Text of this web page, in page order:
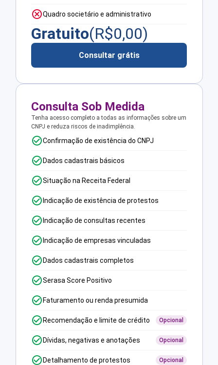
Quadro societário e administrativo
Gratuito(R$0,00)
Consultar grátis
Consulta Sob Medida
Tenha acesso completo a todas as informações sobre um
CNPJ e reduza riscos de inadimplência.
Confirmação de existência do CNPJ
Dados cadastrais básicos
Situação na Receita Federal
Indicação de existência de protestos
Indicação de consultas recentes
Indicação de empresas vinculadas
Dados cadastrais completos
Serasa Score Positivo
Faturamento ou renda presumida
Recomendação e limite de crédito Opcional
Dívidas, negativas e anotações Opcional
Detalhamento de protestos Opcional